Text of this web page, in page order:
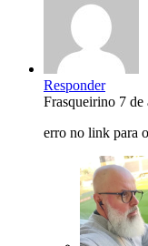
Responder
Frasqueirino 7 de
erro no link para